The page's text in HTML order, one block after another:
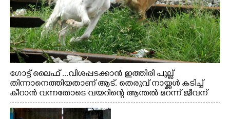
ഗോട്ട് ലൈഫ് ...വിശപ്പടക്കാൻ ഇത്തിരി പുല്ല്
തിന്നാനെത്തിയതാണ് ആട്. തെരുവ് നായ്ക്കൾ കടിച്ച്
കീറാൻ വന്നതോടെ വയറിന്റെ ആന്തൽ മറന്ന് ജീവന്
വേണ്ടിയായി ഓട്ടം. എറണാകുളം വാത്തുരുത്തിയിൽ
നിന്നുള്ള കാഴ്ച